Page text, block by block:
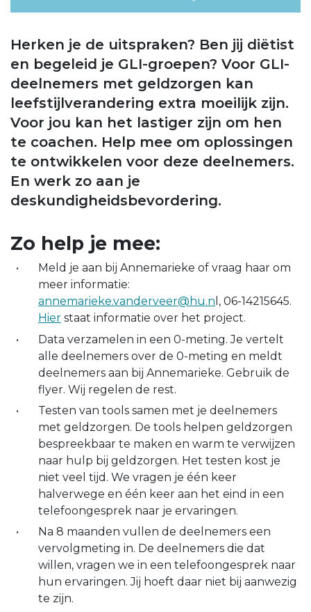
Herken je de uitspraken? Ben jij diëtist
en begeleid je GLI-groepen? Voor GLI-
deelnemers met geldzorgen kan
leefstijlverandering extra moeilijk zijn.
Voor jou kan het lastiger zijn om hen
te coachen. Help mee om oplossingen
te ontwikkelen voor deze deelnemers.
En werk zo aan je
deskundigheidsbevordering.
Zo help je mee:
Meld je aan bij Annemarieke of vraag haar om
meer informatie:
annemarieke.vanderveer@hu.n l, 06-14215645.
Hier staat informatie over het project.
Data verzamelen in een 0-meting. Je vertelt
alle deelnemers over de 0-meting en meldt
deelnemers aan bij Annemarieke. Gebruik de
flyer. Wij regelen de rest.
Testen van tools samen met je deelnemers
met geldzorgen. De tools helpen geldzorgen
bespreekbaar te maken en warm te verwijzen
naar hulp bij geldzorgen. Het testen kost je
niet veel tijd. We vragen je één keer
halverwege en één keer aan het eind in een
telefoongesprek naar je ervaringen.
Na 8 maanden vullen de deelnemers een
vervolgmeting in. De deelnemers die dat
willen, vragen we in een telefoongesprek naar
hun ervaringen. Jij hoeft daar niet bij aanwezig
te zijn.